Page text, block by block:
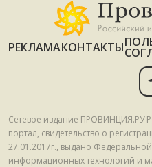
РЕКЛАМАКОНТАКТЫ
Сетевое издание ПРОВИНЦИЯ.РУ
портал, свидетельство о
27.01.2017г., выдано
информационных технологий и